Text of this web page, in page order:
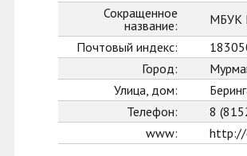
Сокращенное
название:
МБУК
Почтовый индекс:
Город:
Улица, дом:
Телефон:
8
www:
http://